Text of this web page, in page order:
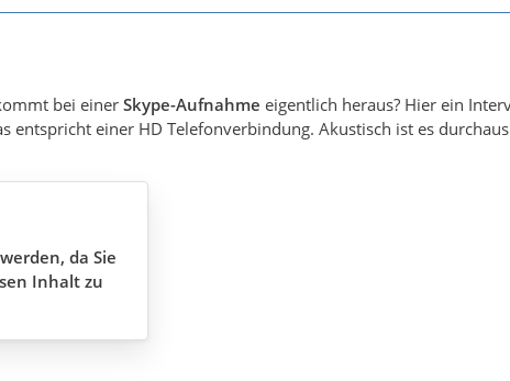
bei einer Skype-Aufnahme eigentlich heraus? Hier ein
entspricht einer HD Telefonverbindung. Akustisch ist es
da Sie
Inhalt zu